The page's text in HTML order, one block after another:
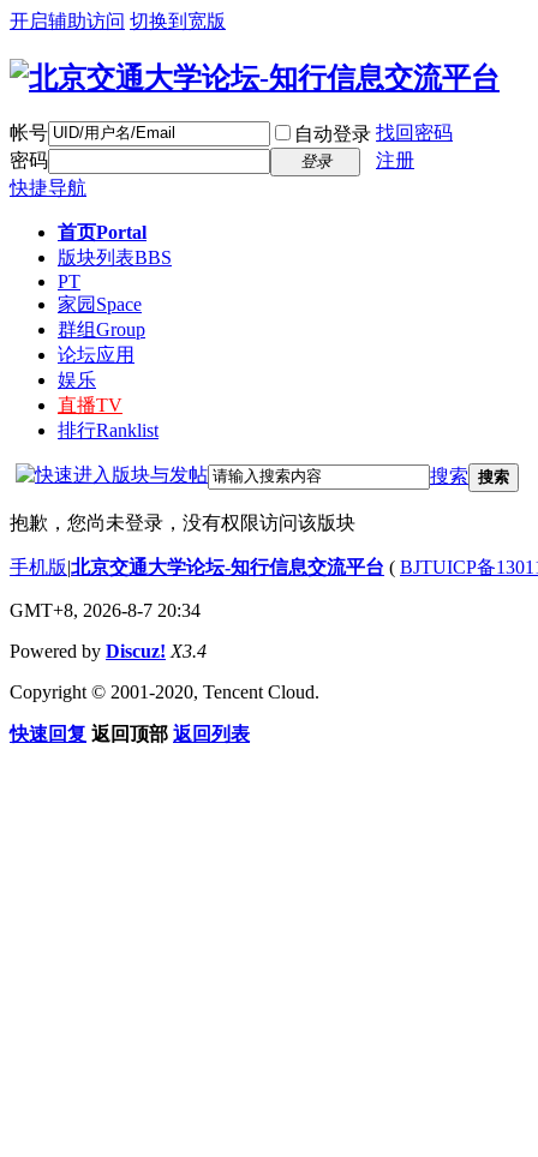
开启辅助访问 切换到宽版
帐号 自动登录 找回密码
密码
登录
注册
快捷导航
首页Portal
版块列表BBS
PT
家园 Space
群组Group
论坛应用
娱乐
直播TV
排行Ranklist
搜索 搜索
抱歉，您尚未登录，没有权限访问该版块
手机版|北京交通大学论坛-知行信息交流平台 ( BJTUICP备
GMT+8, 2026-8-7 20:34
Powered by Discuz! X3.4
Copyright © 2001-2020, Tencent Cloud.
快速回复 返回顶部 返回列表